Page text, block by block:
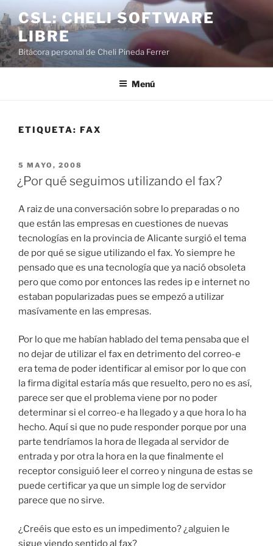
al
contenido
CSL: CHELI SOFTWARE
LIBRE
Bitácora personal de Cheli Pineda Ferrer
Menú
ETIQUETA: FAX
PUBLICADO
EL
5 MAYO, 2008
¿Por qué seguimos utilizando el fax?
A raiz de una conversación sobre lo preparadas o no
que están las empresas en cuestiones de nuevas
tecnologías en la provincia de Alicante surgió el tema
de por qué se sigue utilizando el fax. Yo siempre he
pensado que es una tecnología que ya nació obsoleta
pero que como por entonces las redes ip e internet no
estaban popularizadas pues se empezó a utilizar
masívamente en las empresas.
Por lo que me habían hablado del tema pensaba que el
no dejar de utilizar el fax en detrimento del correo-e
era tema de poder identificar al emisor por lo que con
la firma digital estaría más que resuelto, pero no es así,
parece ser que el problema viene por no poder
determinar si el correo-e ha llegado y a que hora lo ha
hecho. Aquí si que no pude responder porque por una
parte tendríamos la hora de llegada al servidor de
entrada y por otra la hora en la que finalmente el
receptor consiguió leer el correo y ninguna de estas se
puede certificar ya que un simple log de servidor
parece que no sirve.
¿Creéis que esto es un impedimento? ¿alguien le
sigue viendo sentido al fax?